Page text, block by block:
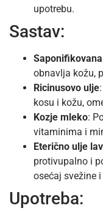
upotrebu.
Sastav:
obnavlja kožu,
Ricinusovo ulje
kosu i kožu,
Kozje mleko:
vitaminima i
Eterično ulje
protivupalno i
osećaj svežine
Upotreba: